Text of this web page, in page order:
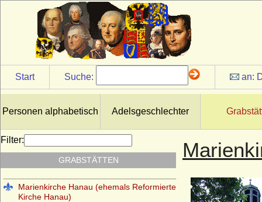
Start Suche: an:
Personen alphabetisch Adelsgeschlechter
Filter:
GRABSTÄTTEN
Johanneskirche Hanau (ehemals
Lutherische Kirche Hanau)
Kapuzinergruft Wien
Kloster Altzella bei Nossen
Kloster Arnsburg (bei Lich in Hessen)
Klosterkirche Heilsbronn (Münster
Heilsbronn)
Kloster Lehnin
Lambertikirche in Aurich
Marienkirche Hanau (ehemals Reformierte
Kirche Hanau)